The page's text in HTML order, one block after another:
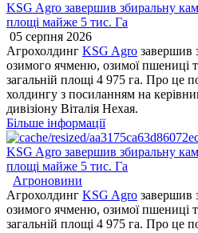
KSG Agro завершив збиральну
площі майже 5 тис. Га
05 серпня 2026
Агрохолдинг KSG Agro завершив
озимого ячменю, озимої пшениці
загальній площі 4 975 га. Про це
холдингу з посиланням на
дивізіону Віталія Нехая.
Більше інформації
KSG Agro завершив збиральну
площі майже 5 тис. Га
Агроновини
Агрохолдинг KSG Agro завершив
озимого ячменю, озимої пшениці
загальній площі 4 975 га. Про це